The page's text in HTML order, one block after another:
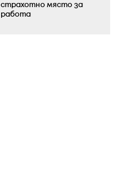
страхотно място за
работа